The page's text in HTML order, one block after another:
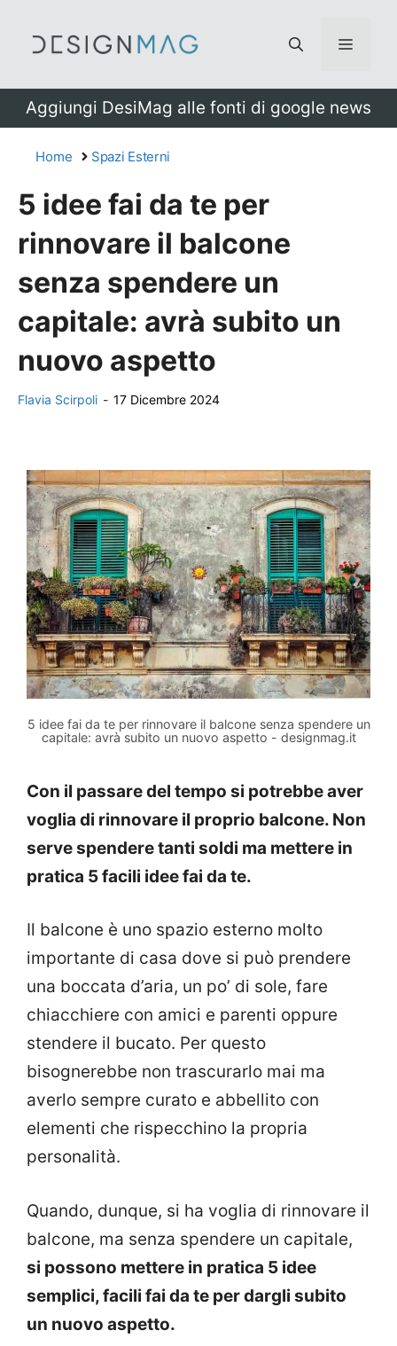
Menu
Aggiungi DesiMag alle fonti di google news
Home Spazi Esterni
5 idee fai da te per
rinnovare il balcone
senza spendere un
capitale: avrà subito un
nuovo aspetto
Flavia Scirpoli - 17 Dicembre 2024
5 idee fai da te per rinnovare il balcone senza spendere un
capitale: avrà subito un nuovo aspetto - designmag.it
Con il passare del tempo si potrebbe aver
voglia di rinnovare il proprio balcone. Non
serve spendere tanti soldi ma mettere in
pratica 5 facili idee fai da te.
Il balcone è uno spazio esterno molto
importante di casa dove si può prendere
una boccata d’aria, un po’ di sole, fare
chiacchiere con amici e parenti oppure
stendere il bucato. Per questo
bisognerebbe non trascurarlo mai ma
averlo sempre curato e abbellito con
elementi che rispecchino la propria
personalità.
Quando, dunque, si ha voglia di rinnovare il
balcone, ma senza spendere un capitale,
si possono mettere in pratica 5 idee
semplici, facili fai da te per dargli subito
un nuovo aspetto.